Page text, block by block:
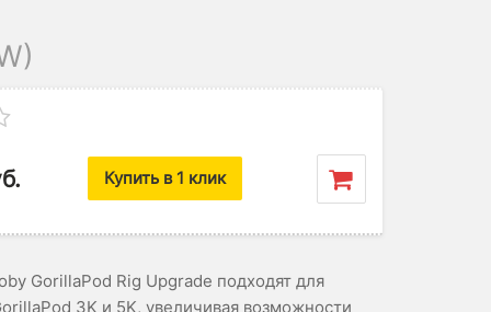
Купить в 1 клик
GorillaPod Rig Upgrade подходят для
3K и 5K, увеличивая возможности